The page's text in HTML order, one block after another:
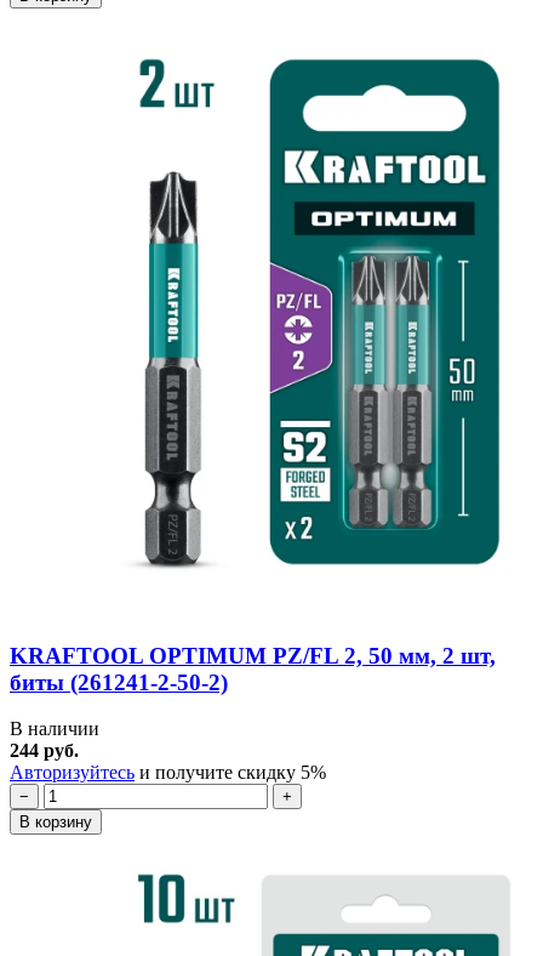
KRAFTOOL OPTIMUM PZ/FL 2, 50 мм, 2 шт,
биты (261241-2-50-2)
В наличии
244 руб.
Авторизуйтесь и получите скидку 5%
−
+
В корзину